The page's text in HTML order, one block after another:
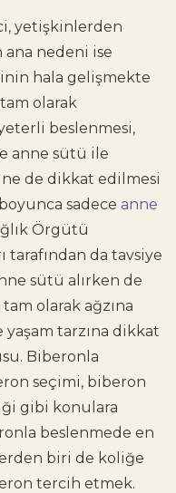
yetişkinlerden
ana nedeni ise
hala gelişmekte
tam olarak
beslenmesi,
anne sütü ile
de dikkat edilmesi
sadece anne
Örgütü
tarafından da tavsiye
sütü alırken de
olarak ağzına
yaşam tarzına dikkat
Biberonla
seçimi, biberon
gibi konulara
beslenmede en
biri de koliğe
tercih etmek.